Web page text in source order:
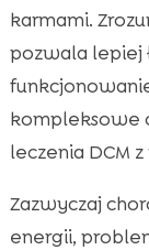
karmami.
pozwala lepiej
kompleksowe
leczenia DCM
Zazwyczaj
energii,